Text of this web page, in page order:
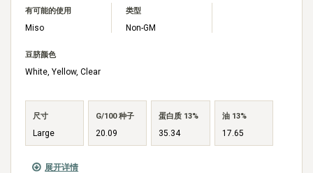
展开详情
有可能的使用
Miso
类型
Non-GM
豆脐颜色
White, Yellow, Clear
尺寸
Large
G/100 种子
20.09
蛋白质 13%
35.34
油 13%
17.65